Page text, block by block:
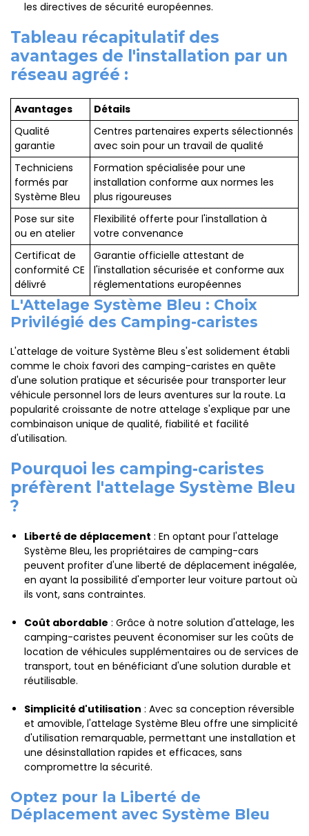
les directives de sécurité européennes.
Tableau récapitulatif des
avantages de l'installation par un
réseau agréé :
Avantages
Détails
Qualité
garantie
Centres partenaires experts sélectionnés
avec soin pour un travail de qualité
Techniciens
formés par
Système Bleu
Formation spécialisée pour une
installation conforme aux normes les
plus rigoureuses
Pose sur site
ou en atelier
Flexibilité offerte pour l'installation à
votre convenance
Certificat de
conformité CE
délivré
Garantie officielle attestant de
l'installation sécurisée et conforme aux
réglementations européennes
L'Attelage Système Bleu : Choix
Privilégié des Camping-caristes
L'attelage de voiture Système Bleu s'est solidement établi
comme le choix favori des camping-caristes en quête
d'une solution pratique et sécurisée pour transporter leur
véhicule personnel lors de leurs aventures sur la route. La
popularité croissante de notre attelage s'explique par une
combinaison unique de qualité, fiabilité et facilité
d'utilisation.
Pourquoi les camping-caristes
préfèrent l'attelage Système Bleu
?
Liberté de déplacement : En optant pour l'attelage
Système Bleu, les propriétaires de camping-cars
peuvent profiter d'une liberté de déplacement inégalée,
en ayant la possibilité d'emporter leur voiture partout où
ils vont, sans contraintes.
Coût abordable : Grâce à notre solution d'attelage, les
camping-caristes peuvent économiser sur les coûts de
location de véhicules supplémentaires ou de services de
transport, tout en bénéficiant d'une solution durable et
réutilisable.
Simplicité d'utilisation : Avec sa conception réversible
et amovible, l'attelage Système Bleu offre une simplicité
d'utilisation remarquable, permettant une installation et
une désinstallation rapides et efficaces, sans
compromettre la sécurité.
Optez pour la Liberté de
Déplacement avec Système Bleu